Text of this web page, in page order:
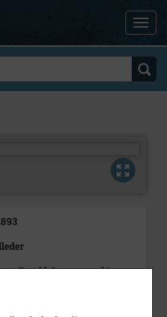
Ewald Jensen med 1.